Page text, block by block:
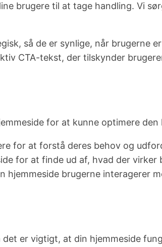
brugere til at tage handling. Vi
så de er synlige, når brugerne
CTA-tekst, der tilskynder
for at kunne optimere
for at forstå deres behov og
for at finde ud af, hvad der virker
hjemmeside brugerne interagerer
er vigtigt, at din hjemmeside